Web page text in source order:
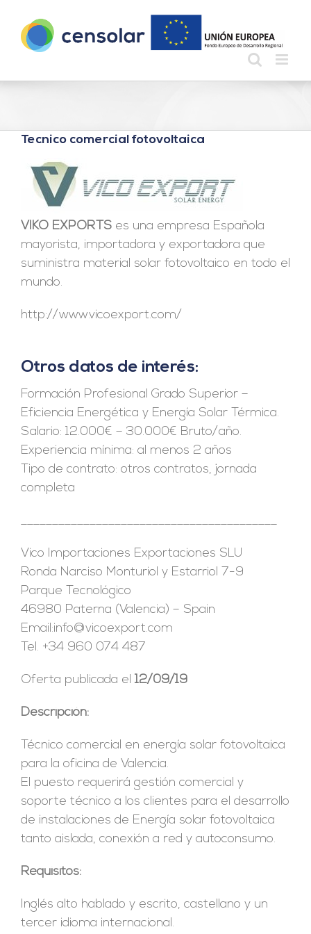
contenido
Tecnico comercial fotovoltaica
VIKO EXPORTS es una empresa Española
mayorista, importadora y exportadora que
suministra material solar fotovoltaico en todo el
mundo.
http://www.vicoexport.com/
Otros datos de interés:
Formación Profesional Grado Superior –
Eficiencia Energética y Energía Solar Térmica.
Salario: 12.000€ – 30.000€ Bruto/año.
Experiencia mínima: al menos 2 años
Tipo de contrato: otros contratos, jornada
completa
_________________________________________
Vico Importaciones Exportaciones SLU
Ronda Narciso Monturiol y Estarriol 7-9
Parque Tecnológico
46980 Paterna (Valencia) – Spain
Email:info@vicoexport.com
Tel. +34 960 074 487
Oferta publicada el 12/09/19
Descripción:
Técnico comercial en energía solar fotovoltaica
para la oficina de Valencia.
El puesto requerirá gestión comercial y
soporte técnico a los clientes para el desarrollo
de instalaciones de Energía solar fotovoltaica
tanto aislada, conexión a red y autoconsumo.
Requisitos:
Inglés alto hablado y escrito, castellano y un
tercer idioma internacional.